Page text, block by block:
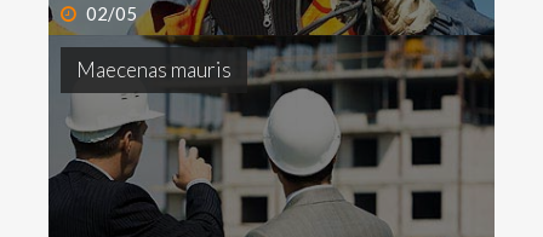
02/05
Maecenas mauris